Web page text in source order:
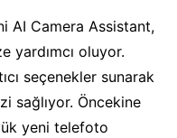
May 14, 2026
AI Camera Assistant,
yardımcı oluyor.
seçenekler sunarak
sağlıyor. Öncekine
yeni telefoto